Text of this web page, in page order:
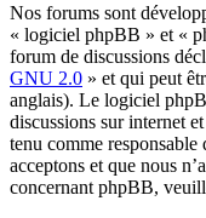
Nos forums sont
« logiciel phpBB » et «
forum de discussions
GNU 2.0 » et qui peut
anglais). Le logiciel
discussions sur internet
tenu comme
acceptons et que nous
concernant phpBB,